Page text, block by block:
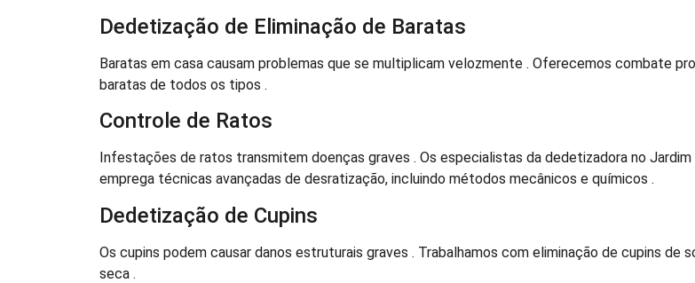
Dedetização de Eliminação de Baratas
Baratas em casa causam problemas que se multiplicam velozmente . Oferecemos combate
baratas de todos os tipos .
Controle de Ratos
Infestações de ratos transmitem doenças graves . Os especialistas da dedetizadora no
emprega técnicas avançadas de desratização, incluindo métodos mecânicos e químicos .
Dedetização de Cupins
Os cupins podem causar danos estruturais graves . Trabalhamos com eliminação de cupins de
seca .